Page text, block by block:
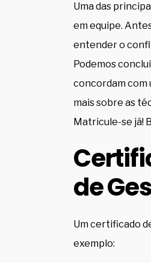
Uma das
em equipe.
entender o
Podemos
concordam com
mais sobre as
Matricule-se já!
de
Um certificado
exemplo: